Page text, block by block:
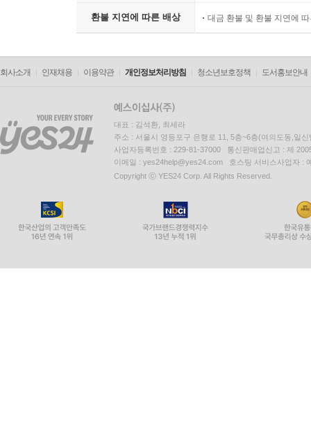
환불 지연에 따른 배상 대금 환불 및 환불 지연에
회사소개 인재채용 이용약관 개인정보처리방침 청소년보호정책 도서홍보안내
대표 : 김석환, 최세라
주소 : 서울시 영등포구 은행로 11, 5층~6층(여의도동,일신
사업자등록번호 : 229-81-37000 통신판매업신고 : 제
이메일 : yes24help@yes24.com 호스팅 서비스사업자 :
Copyright ⓒ YES24 Corp. All Rights Reserved.